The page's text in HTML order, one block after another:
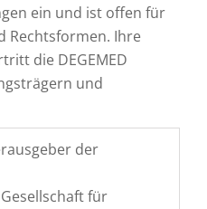
ein und ist offen für
Rechtsformen. Ihre
die DEGEMED
und
der
Gesellschaft für